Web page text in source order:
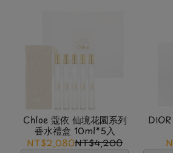
Chloe 蔻依 仙境花園系列
香水禮盒 10ml*5入
NT$2,080NT$4,200
DIOR ดิออ